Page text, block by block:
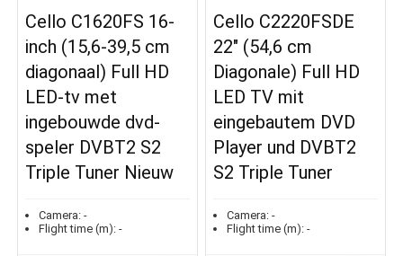
Cello C1620FS 16-
inch (15,6-39,5 cm
diagonaal) Full HD
LED-tv met
ingebouwde dvd-
speler DVBT2 S2
Triple Tuner Nieuw
Camera: -
Flight time (m): -
Cello C2220FSDE
22″ (54,6 cm
Diagonale) Full HD
LED TV mit
eingebautem DVD
Player und DVBT2
S2 Triple Tuner
Camera: -
Flight time (m): -